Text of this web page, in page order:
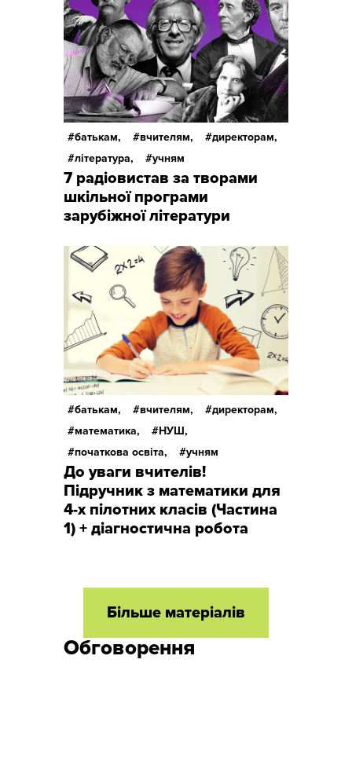
батькам, вчителям,
директорам,
література,
учням
7 радіовистав за творами
шкільної програми
зарубіжної літератури
батькам, вчителям,
директорам,
математика,
НУШ,
початкова освіта,
учням
До уваги вчителів!
Підручник з математики для
4-х пілотних класів (Частина
1) + діагностична робота
Більше матеріалів
Обговорення